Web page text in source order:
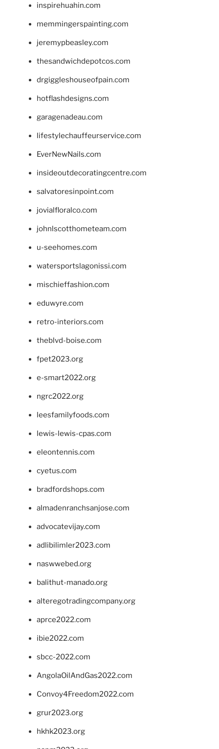
inspirehuahin.com
memmingerspainting.com
jeremypbeasley.com
thesandwichdepotcos.com
drgiggleshouseofpain.com
hotflashdesigns.com
garagenadeau.com
lifestylechauffeurservice.com
EverNewNails.com
insideoutdecoratingcentre.com
salvatoresinpoint.com
jovialfloralco.com
johnlscotthometeam.com
u-seehomes.com
watersportslagonissi.com
mischieffashion.com
eduwyre.com
retro-interiors.com
theblvd-boise.com
fpet2023.org
e-smart2022.org
ngrc2022.org
leesfamilyfoods.com
lewis-lewis-cpas.com
eleontennis.com
cyetus.com
bradfordshops.com
almadenranchsanjose.com
advocatevijay.com
adlibilimler2023.com
naswwebed.org
balithut-manado.org
alteregotradingcompany.org
aprce2022.com
ibie2022.com
sbcc-2022.com
AngolaOilAndGas2022.com
Convoy4Freedom2022.com
grur2023.org
hkhk2023.org